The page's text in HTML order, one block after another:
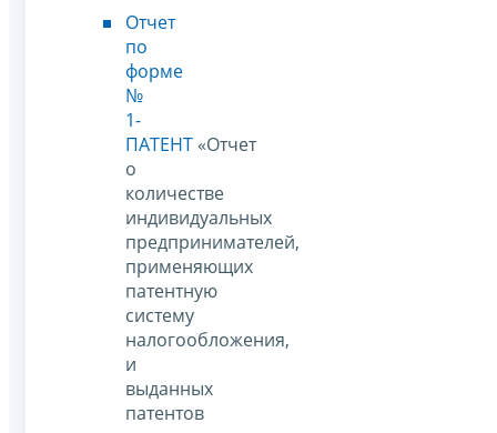
Отчет
по
форме
№
1-
ПАТЕНТ «Отчет
о
количестве
индивидуальных
предпринимателей,
применяющих
патентную
систему
налогообложения,
и
выданных
патентов